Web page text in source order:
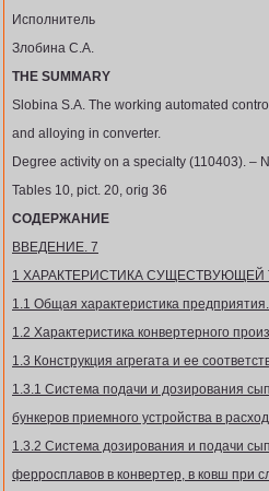
Исполнитель
Злобина С.А.
THE SUMMARY
Slobina S.A. The working automated
and alloying in converter.
Degree activity on a specialty (110403). –
Tables 10, pict. 20, orig 36
СОДЕРЖАНИЕ
ВВЕДЕНИЕ. 7
1 ХАРАКТЕРИСТИКА
1.1 Общая характеристика
1.2 Характеристика конвертерного
1.3 Конструкция агрегата и ее
1.3.1 Система подачи и дозирования
бункеров приемного устройства в
1.3.2 Система дозирования и подачи
ферросплавов в конвертер, в ковш при